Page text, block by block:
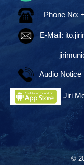
Phone No:
E-Mail:
Audio Notice
Jiri
©